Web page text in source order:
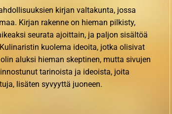
kirjan valtakunta, jossa
Kirjan rakenne on hieman pilkisty,
seurata ajoittain, ja paljon sisältöä
kuolema ideoita, jotka olisivat
aluksi hieman skeptinen, mutta sivujen
tarinoista ja ideoista, joita
lisäten syvyyttä juoneen.